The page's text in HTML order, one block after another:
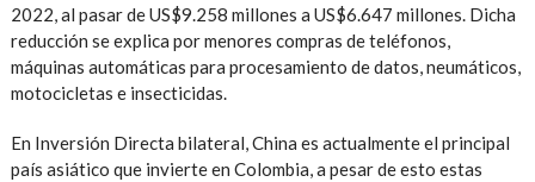
2022, al pasar de US$9.258 millones a US$6.647 millones. Dicha
reducción se explica por menores compras de teléfonos,
máquinas automáticas para procesamiento de datos, neumáticos,
motocicletas e insecticidas.
En Inversión Directa bilateral, China es actualmente el principal
país asiático que invierte en Colombia, a pesar de esto estas